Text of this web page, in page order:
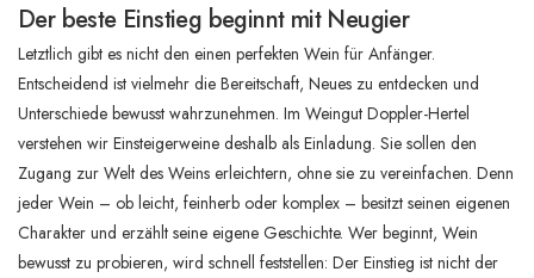
Der beste Einstieg beginnt mit Neugier
Letztlich gibt es nicht den einen perfekten Wein für Anfänger.
Entscheidend ist vielmehr die Bereitschaft, Neues zu entdecken und
Unterschiede bewusst wahrzunehmen. Im Weingut Doppler-Hertel
verstehen wir Einsteigerweine deshalb als Einladung. Sie sollen den
Zugang zur Welt des Weins erleichtern, ohne sie zu vereinfachen. Denn
jeder Wein – ob leicht, feinherb oder komplex – besitzt seinen eigenen
Charakter und erzählt seine eigene Geschichte. Wer beginnt, Wein
bewusst zu probieren, wird schnell feststellen: Der Einstieg ist nicht der